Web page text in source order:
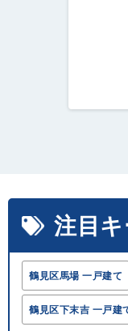
注目
鶴見区馬場 一戸建て
鶴見区下末吉 一戸建